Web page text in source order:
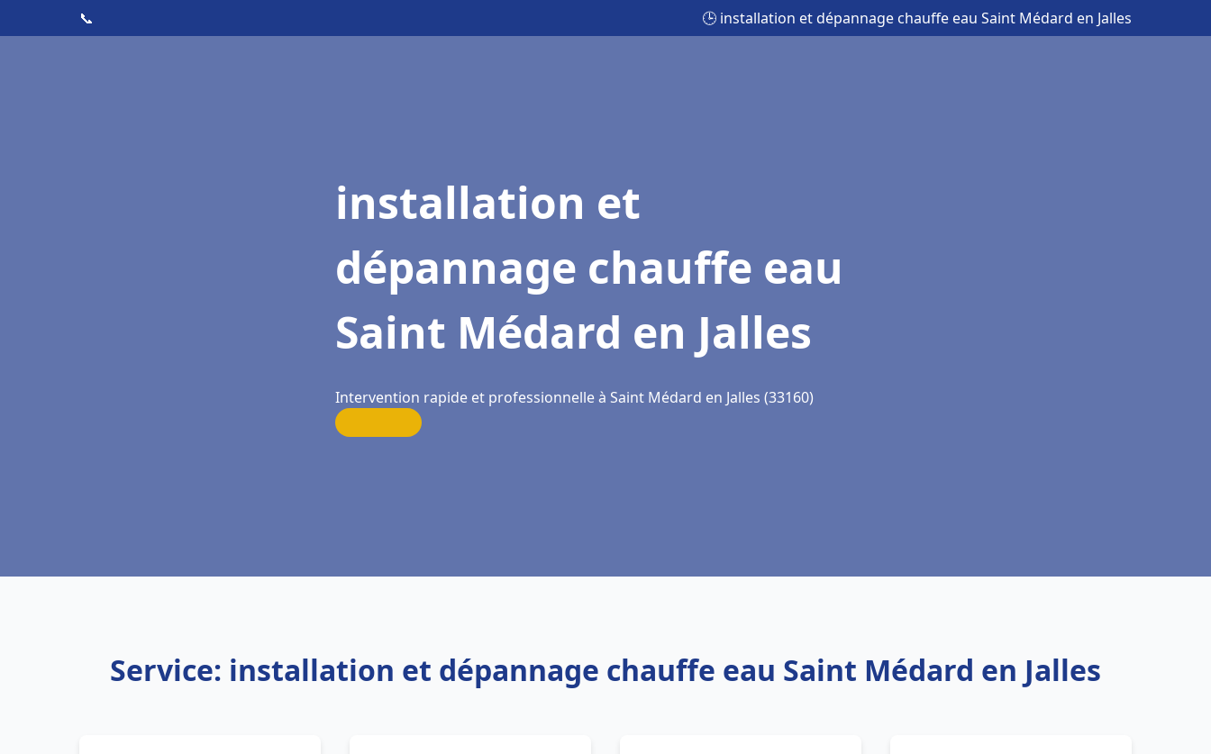
📞 🕒 installation et dépannage chauffe eau Saint Médard en Jalles
installation et
dépannage chauffe eau
Saint Médard en Jalles
Intervention rapide et professionnelle à Saint Médard en Jalles (33160)
Service: installation et dépannage chauffe eau Saint Médard en Jalles